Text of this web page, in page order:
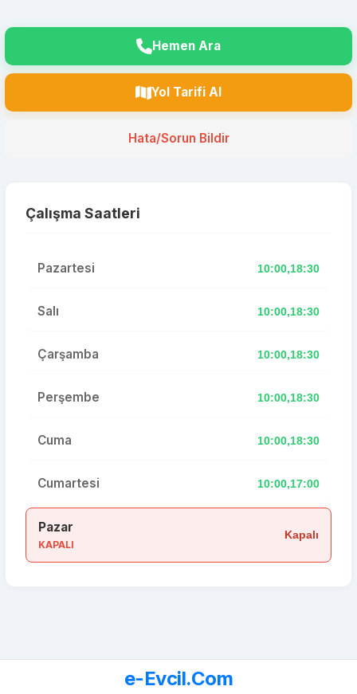
Hemen Ara
Yol Tarifi Al
Hata/Sorun Bildir
Çalışma Saatleri
Pazartesi 10:00,18:30
Salı 10:00,18:30
Çarşamba 10:00,18:30
Perşembe 10:00,18:30
Cuma 10:00,18:30
Cumartesi 10:00,17:00
Pazar
KAPALI
Kapalı
e-Evcil.Com